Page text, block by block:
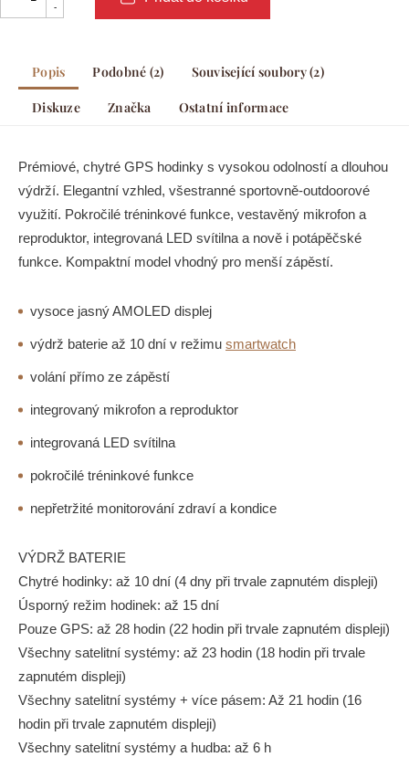
Popis Podobné (2) Související soubory (2)
Diskuze Značka Ostatní informace
Prémiové, chytré GPS hodinky s vysokou odolností a dlouhou
výdrží. Elegantní vzhled, všestranné sportovně-outdoorové
využití. Pokročilé tréninkové funkce, vestavěný mikrofon a
reproduktor, integrovaná LED svítilna a nově i potápěčské
funkce. Kompaktní model vhodný pro menší zápěstí.
vysoce jasný AMOLED displej
výdrž baterie až 10 dní v režimu smartwatch
volání přímo ze zápěstí
integrovaný mikrofon a reproduktor
integrovaná LED svítilna
pokročilé tréninkové funkce
nepřetržité monitorování zdraví a kondice
VÝDRŽ BATERIE
Chytré hodinky: až 10 dní (4 dny při trvale zapnutém displeji)
Úsporný režim hodinek: až 15 dní
Pouze GPS: až 28 hodin (22 hodin při trvale zapnutém displeji)
Všechny satelitní systémy: až 23 hodin (18 hodin při trvale
zapnutém displeji)
Všechny satelitní systémy + více pásem: Až 21 hodin (16
hodin při trvale zapnutém displeji)
Všechny satelitní systémy a hudba: až 6 h